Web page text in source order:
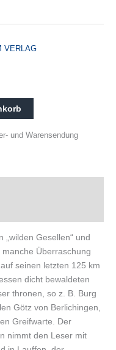
VERLAG
und Warensendung
„wilden Gesellen“ und
Überraschung
seinen letzten 125 km
dicht bewaldeten
thronen, so z. B. Burg
Götz von Berlichingen,
Greifwarte. Der
nimmt den Leser mit